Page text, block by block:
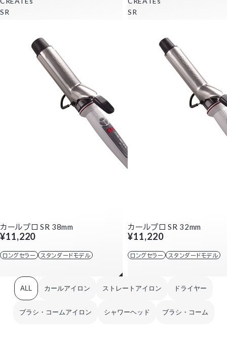
ALL カールアイロン ストレートアイロン ドライヤー
ブラシ・コームアイロン シャワーヘッド ブラシ・コーム
SR
カールプロ SR 38mm
¥11,220
ロングセラー スタンダードモデル
SR
カールプロ SR 32mm
¥11,220
ロングセラー スタンダードモデル